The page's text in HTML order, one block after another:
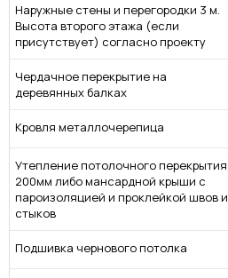
Наружные стены и перегородки 3 м.
Высота второго этажа (если
присутствует) согласно проекту
Чердачное перекрытие на
деревянных балках
Кровля металлочерепица
Утепление потолочного перекрытия
200мм либо мансардной крыши с
пароизоляцией и проклейкой швов и
стыков
Подшивка чернового потолка